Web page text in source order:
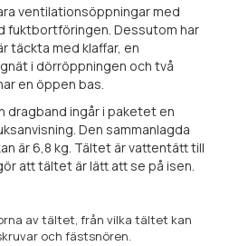
ventilationsöppningar med
fuktbortföringen. Dessutom har
täckta med klaffar, en
i dörröppningen och två
en öppen bas.
dragband ingår i paketet en
Den sammanlagda
är 6,8 kg. Tältet är vattentätt till
att tältet är lätt att se på isen.
av tältet, från vilka tältet kan
och fästsnören.